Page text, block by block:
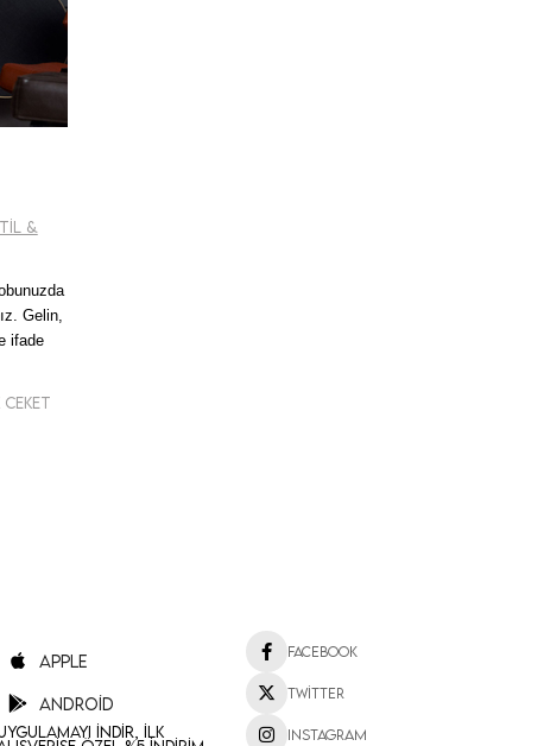
&
Gelin,
ifade
Ceket
Apple
Android
İndir, İlk
Facebook
Twitter
Instagram